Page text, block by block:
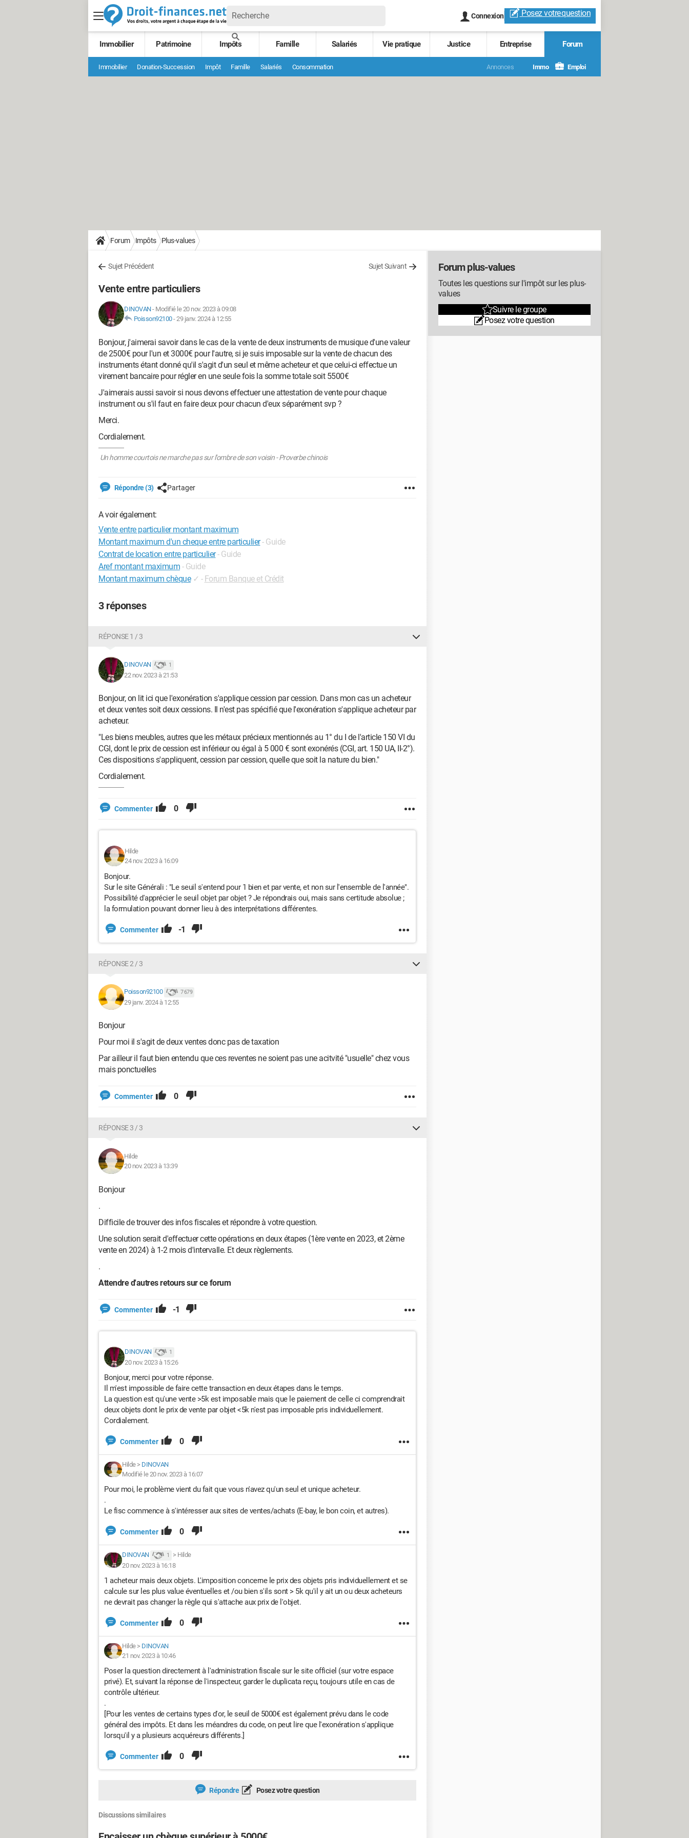
Connexion Posez votrequestion
Immobilier Patrimoine Impôts Famille Salariés Vie pratique Justice Entreprise Forum
Immobilier Donation-Succession Impôt Famille Salariés Consommation Annonces Immo Emploi
Forum Impôts Plus-values
Sujet Précédent Sujet Suivant
Vente entre particuliers
DINOVAN- Modifié le 20 nov. 2023 à 09:08
Poisson92100-29 janv. 2024 à 12:55
Bonjour, j'aimerai savoir dans le cas de la vente de deux instruments de musique d'une valeur
de 2500€ pour l'un et 3000€ pour l'autre, si je suis imposable sur la vente de chacun des
instruments étant donné qu'il s'agit d'un seul et même acheteur et que celui-ci effectue un
virement bancaire pour régler en une seule fois la somme totale soit 5500€
J'aimerais aussi savoir si nous devons effectuer une attestation de vente pour chaque
instrument ou s'il faut en faire deux pour chacun d'eux séparément svp ?
Merci.
Cordialement.
Un homme courtois ne marche pas sur l'ombre de son voisin - Proverbe chinois
Répondre (3) Partager
A voir également:
Vente entre particulier montant maximum
Montant maximum d'un cheque entre particulier- Guide
Contrat de location entre particulier- Guide
Aref montant maximum - Guide
Montant maximum chèque ✓ - Forum Banque et Crédit
3 réponses
RÉPONSE 1 / 3
DINOVAN 1
22 nov. 2023 à 21:53
Bonjour, on lit ici que l'exonération s'applique cession par cession. Dans mon cas un acheteur
et deux ventes soit deux cessions. Il n'est pas spécifié que l'exonération s'applique acheteur par
acheteur.
"Les biens meubles, autres que les métaux précieux mentionnés au 1° du I de l'article 150 VI du
CGI, dont le prix de cession est inférieur ou égal à 5 000 € sont exonérés (CGI, art. 150 UA, II-2°).
Ces dispositions s'appliquent, cession par cession, quelle que soit la nature du bien."
Cordialement.
Commenter 0
Hilde
24 nov. 2023 à 16:09
Bonjour.
Sur le site Générali : "Le seuil s'entend pour 1 bien et par vente, et non sur l'ensemble de l'année".
Possibilité d'apprécier le seuil objet par objet ? Je répondrais oui, mais sans certitude absolue ;
la formulation pouvant donner lieu à des interprétations différentes.
Commenter -1
RÉPONSE 2 / 3
Poisson92100 7 679
29 janv. 2024 à 12:55
Bonjour
Pour moi il s'agit de deux ventes donc pas de taxation
Par ailleur il faut bien entendu que ces reventes ne soient pas une acitvité "usuelle" chez vous
mais ponctuelles
Commenter 0
RÉPONSE 3 / 3
Hilde
20 nov. 2023 à 13:39
Bonjour
.
Difficile de trouver des infos fiscales et répondre à votre question.
Une solution serait d'effectuer cette opérations en deux étapes (1ère vente en 2023, et 2ème
vente en 2024) à 1-2 mois d'intervalle. Et deux règlements.
.
Attendre d'autres retours sur ce forum
Commenter -1
DINOVAN 1
20 nov. 2023 à 15:26
Bonjour, merci pour votre réponse.
Il m'est impossible de faire cette transaction en deux étapes dans le temps.
La question est qu'une vente >5k est imposable mais que le paiement de celle ci comprendrait
deux objets dont le prix de vente par objet <5k n'est pas imposable pris individuellement.
Cordialement.
Commenter 0
Hilde> DINOVAN
Modifié le 20 nov. 2023 à 16:07
Pour moi, le problème vient du fait que vous n'avez qu'un seul et unique acheteur.
.
Le fisc commence à s'intéresser aux sites de ventes/achats (E-bay, le bon coin, et autres).
Commenter 0
DINOVAN 1 > Hilde
20 nov. 2023 à 16:18
1 acheteur mais deux objets. L'imposition concerne le prix des objets pris individuellement et se
calcule sur les plus value éventuelles et /ou bien s'ils sont > 5k qu'il y ait un ou deux acheteurs
ne devrait pas changer la règle qui s'attache aux prix de l'objet.
Commenter 0
Hilde> DINOVAN
21 nov. 2023 à 10:46
Poser la question directement à l'administration fiscale sur le site officiel (sur votre espace
privé). Et, suivant la réponse de l'inspecteur, garder le duplicata reçu, toujours utile en cas de
contrôle ultérieur.
.
[Pour les ventes de certains types d'or, le seuil de 5000€ est également prévu dans le code
général des impôts. Et dans les méandres du code, on peut lire que l'exonération s'applique
lorsqu'il y a plusieurs acquéreurs différents.]
Commenter 0
Répondre Posez votre question
Discussions similaires
Forum plus-values
Toutes les questions sur l'impôt sur les plus-
values
Suivre le groupe
Posez votre question